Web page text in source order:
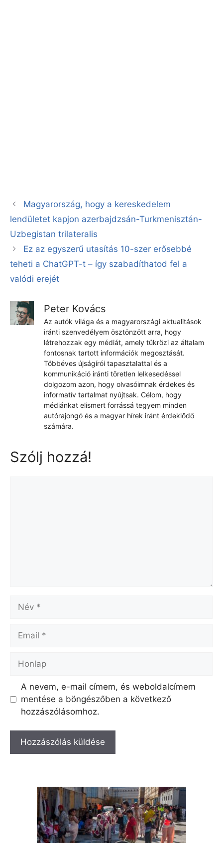
Magyarország, hogy a kereskedelem
lendületet kapjon azerbajdzsán-Turkmenisztán-
Uzbegistan trilateralis
Ez az egyszerű utasítás 10-szer erősebbé
teheti a ChatGPT-t – így szabadíthatod fel a
valódi erejét
Peter Kovács
Az autók világa és a magyarországi aktualitások
iránti szenvedélyem ösztönzött arra, hogy
létrehozzak egy médiát, amely tükrözi az általam
fontosnak tartott információk megosztását.
Többéves újságírói tapasztalattal és a
kommunikáció iránti töretlen lelkesedéssel
dolgozom azon, hogy olvasóimnak érdekes és
informatív tartalmat nyújtsak. Célom, hogy
médiánkat elismert forrássá tegyem minden
autórajongó és a magyar hírek iránt érdeklődő
számára.
Szólj hozzá!
A nevem, e-mail címem, és weboldalcímem
mentése a böngészőben a következő
hozzászólásomhoz.